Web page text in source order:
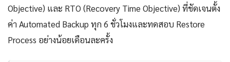
Objective) และ RTO (Recovery Time Objective) ที่ชัดเจนตั้ง
ค่า Automated Backup ทุก 6 ชั่วโมงและทดสอบ Restore
Process อย่างน้อยเดือนละครั้ง